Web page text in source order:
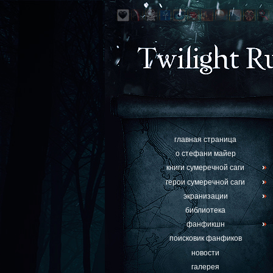
главная страница
о стефани майер
книги сумеречной саги
герои сумеречной саги
экранизации
библиотека
фанфикшн
поисковик фанфиков
новости
галерея